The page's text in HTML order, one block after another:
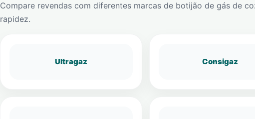
Compare revendas com diferentes marcas de botijão de gás de
rapidez.
Ultragaz Consigaz